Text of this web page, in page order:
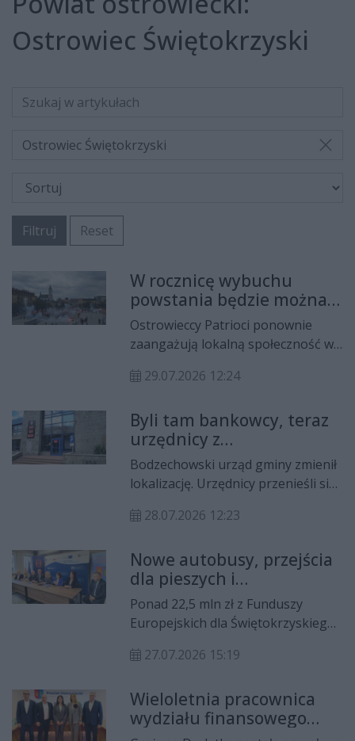
Ostrowiec Świętokrzyski
Ostrowiec Świętokrzyski
Filtruj Reset
W rocznicę wybuchu
powstania będzie można
przelać krew dla
potrzebujących
Ostrowieccy Patrioci ponownie
zaangażują lokalną społeczność w
Warszawskiego. Tradycyjnie w
zorganizowana zostanie akcja
krwiodawstwa oraz utworzenie
żywego znaku Polski Walczącej.
29.07.2026 12:24
Byli tam bankowcy, teraz
urzędnicy z
bodzechowskiego urzędu
gminy
Bodzechowski urząd gminy zmienił
lokalizację. Urzędnicy przenieśli się
Świętokrzyskim na sąsiednią ul.
banku.
28.07.2026 12:23
Nowe autobusy, przejścia
dla pieszych i
rewitalizacja. Podpisano
umowy na
dofinansowanie ważnych
zadań
Ponad 22,5 mln zł z Funduszy
Europejskich dla Świętokrzyskiego
Powiatowego i gminy Ostrowiec
wspomoże inwestycje w
niskoemisyjny transport publiczny,
a także rewitalicję centrum
27.07.2026 15:19
Wieloletnia pracownica
wydziału finansowego